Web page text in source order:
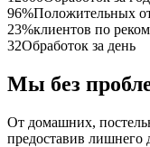
96%Положительных
23%клиентов по
32Обработок за день
Мы без
От домашних,
предоставив лишнего